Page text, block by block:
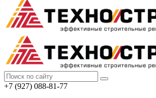
+7 (927) 088-81-77